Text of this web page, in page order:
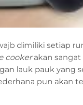
dimiliki setiap
cookerakan sangat
lauk pauk yang
pun akan